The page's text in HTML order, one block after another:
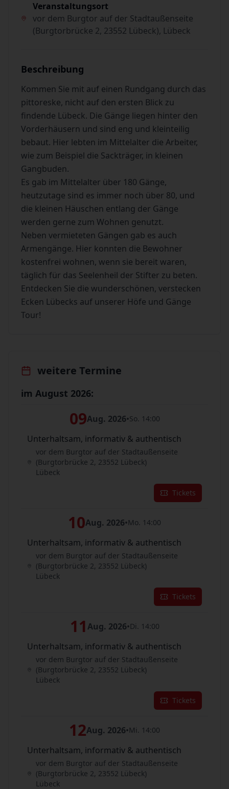
Veranstaltungsort
vor dem Burgtor auf der Stadtaußenseite
(Burgtorbrücke 2, 23552 Lübeck), Lübeck
Beschreibung
Kommen Sie mit auf einen Rundgang durch das
pittoreske, nicht auf den ersten Blick zu
findende Lübeck. Die Gänge liegen hinter den
Vorderhäusern und sind eng und kleinteilig
bebaut. Hier lebten im Mittelalter die Arbeiter,
wie zum Beispiel die Sackträger, in kleinen
Gangbuden.
Es gab im Mittelalter über 180 Gänge,
heutzutage sind es immer noch über 80, und
die kleinen Häuschen entlang der Gänge
werden gerne zum Wohnen genutzt.
Neben vermieteten Gängen gab es auch
Armengänge. Hier konnten die Bewohner
kostenfrei wohnen, wenn sie bereit waren,
täglich für das Seelenheil der Stifter zu beten.
Entdecken Sie die wunderschönen, verstecken
Ecken Lübecks auf unserer Höfe und Gänge
Tour!
weitere Termine
im August 2026:
09Aug. 2026•So. 14:00
Unterhaltsam, informativ & authentisch
vor dem Burgtor auf der Stadtaußenseite
(Burgtorbrücke 2, 23552 Lübeck)
Lübeck
Tickets
10Aug. 2026•Mo. 14:00
Unterhaltsam, informativ & authentisch
vor dem Burgtor auf der Stadtaußenseite
(Burgtorbrücke 2, 23552 Lübeck)
Lübeck
Tickets
11 Aug. 2026•Di. 14:00
Unterhaltsam, informativ & authentisch
vor dem Burgtor auf der Stadtaußenseite
(Burgtorbrücke 2, 23552 Lübeck)
Lübeck
Tickets
12Aug. 2026•Mi. 14:00
Unterhaltsam, informativ & authentisch
vor dem Burgtor auf der Stadtaußenseite
(Burgtorbrücke 2, 23552 Lübeck)
Lübeck